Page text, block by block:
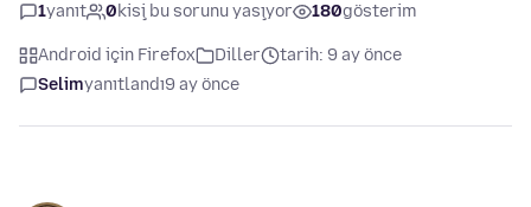
1yanıt 0kişi bu sorunu yaşıyor 180gösterim
Android için Firefox Diller
tarih: 9 ay önce
Selimyanıtlandı9 ay önce